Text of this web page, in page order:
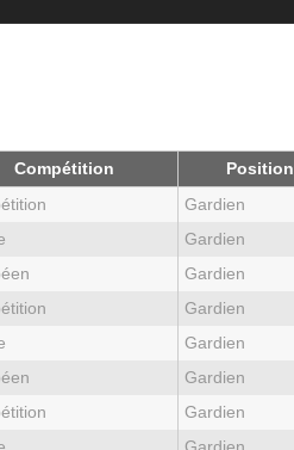
Compétition Position
Gardien
Gardien
Gardien
Gardien
Gardien
Gardien
Gardien